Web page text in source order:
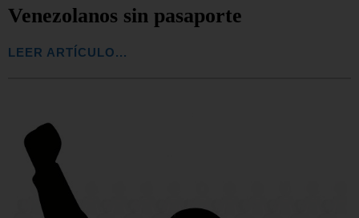
Venezolanos sin pasaporte
LEER ARTÍCULO...